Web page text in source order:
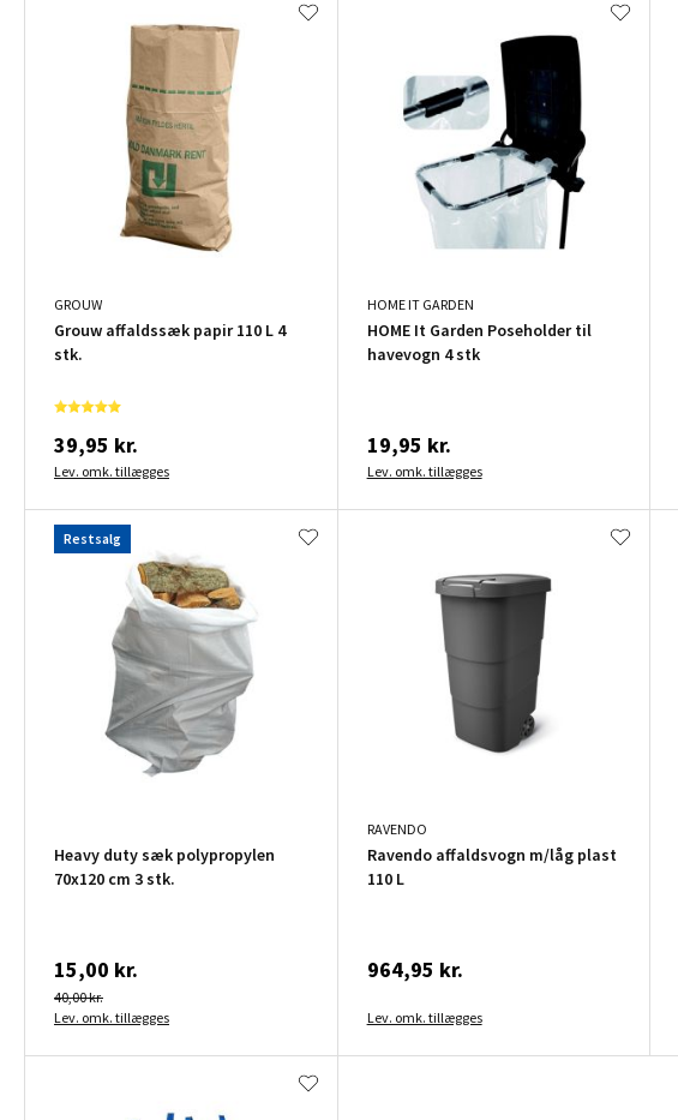
GROUW
Grouw affaldssæk papir 110 L 4
stk.
39,95 kr.
Lev. omk. tillægges
HOME IT GARDEN
HOME It Garden Poseholder til
havevogn 4 stk
19,95 kr.
Lev. omk. tillægges
Restsalg
Heavy duty sæk polypropylen
70x120 cm 3 stk.
15,00 kr.
40,00 kr.
Lev. omk. tillægges
RAVENDO
Ravendo affaldsvogn m/låg plast
110 L
964,95 kr.
Lev. omk. tillægges